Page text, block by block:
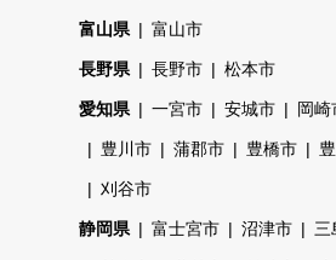
富山県 富山市
長野県 長野市 松本市
愛知県 一宮市 安城市 岡崎
豊川市 蒲郡市 豊橋市
刈谷市
静岡県 富士宮市 沼津市 三